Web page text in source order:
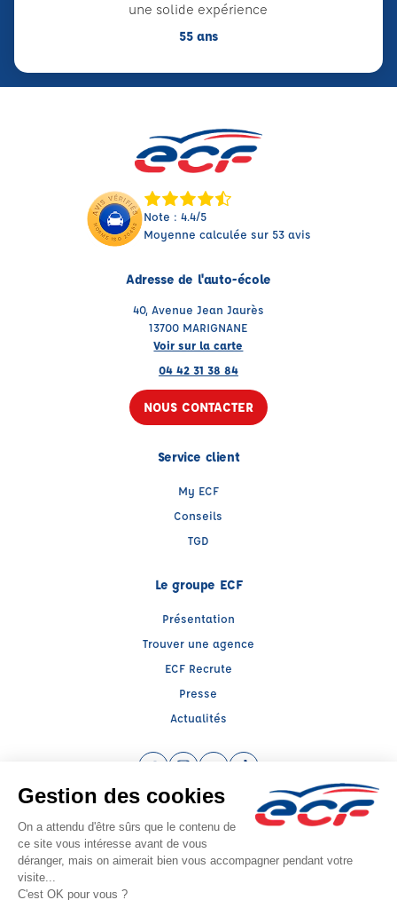
une solide expérience
55 ans
Note : 4.4/5
Moyenne calculée sur 53 avis
Adresse de l'auto-école
40, Avenue Jean Jaurès
13700 MARIGNANE
Voir sur la carte
04 42 31 38 84
NOUS CONTACTER
Service client
My ECF
Conseils
TGD
Le groupe ECF
Présentation
Trouver une agence
ECF Recrute
Presse
Actualités
Facebook (nouvelle fenêtre)
Instagram (nouvelle fenêtre)
YouTube (nouvelle fenêtre)
TikTok (nouvelle fenêtre)
Raison sociale : SUD PREVENTION SECURITE GRAND PUBLIC - Capital social:
139239€
SIREN: 814514188 - Numéro de TVA intracommunautaire: FR56814514188
Agrément n°E1501300080